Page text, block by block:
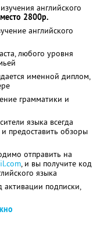
английского
2800р.
английского
любого уровня
именной диплом,
грамматики и
языка всегда
предоставить обзоры
отправить на
, и вы получите код
языка
активации подписки,